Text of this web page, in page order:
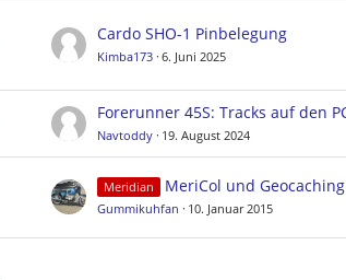
Cardo SHO-1 Pinbelegung
Kimba173 6. Juni 2025
Navtoddy 19. August 2024
Meridian MeriCol und Geocaching
Gummikuhfan 10. Januar 2015